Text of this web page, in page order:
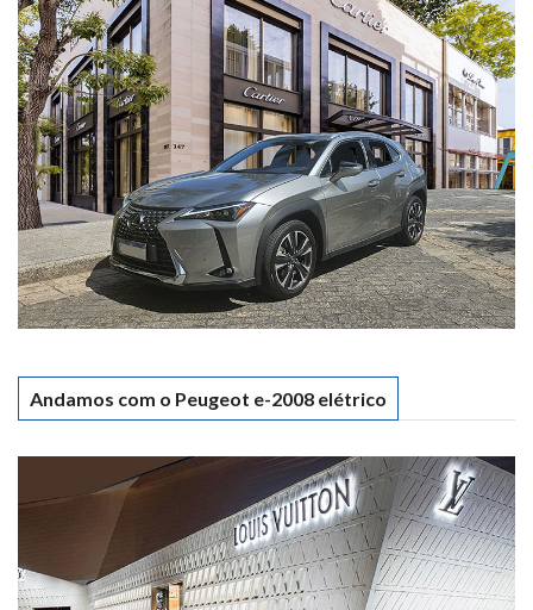
Andamos com o Peugeot e-2008 elétrico